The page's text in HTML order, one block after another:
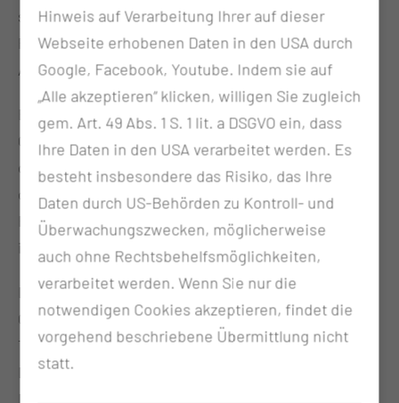
sich unser Tun nicht nur auf die Entfernung des
Primärtumors oder seiner Tumor-bedingten
Ausbreitung.
Ein hervorzuhebendes Merkmal unserer
Chirurgischen Klinik sind auch sehr komplexe
operative Eingriffe bei Patienten mit Bauchfellkrebs
oder Lebermetastasen, die eine multiviszerale
Resektion und gegebenenfalls eine hypertherme
intraperitoneale Chemotherapie (HIPEC) benötigen.
Die Chirurgische Klinik ist Partner des
Gefäßzentrums, des Lungenzentrums, des
Tumorzentrums sowie des zertifizierten
Darmzentrums und dem Pankreaszentrum der
Deutschen Krebsgesellschaft. Gemeinsam mit
Hinweis auf Verarbeitung Ihrer auf dieser
Webseite erhobenen Daten in den USA durch
Google, Facebook, Youtube. Indem sie auf
„Alle akzeptieren“ klicken, willigen Sie zugleich
gem. Art. 49 Abs. 1 S. 1 lit. a DSGVO ein, dass
Ihre Daten in den USA verarbeitet werden. Es
besteht insbesondere das Risiko, das Ihre
Daten durch US-Behörden zu Kontroll- und
Überwachungszwecken, möglicherweise
auch ohne Rechtsbehelfsmöglichkeiten,
verarbeitet werden. Wenn Sie nur die
notwendigen Cookies akzeptieren, findet die
vorgehend beschriebene Übermittlung nicht
statt.